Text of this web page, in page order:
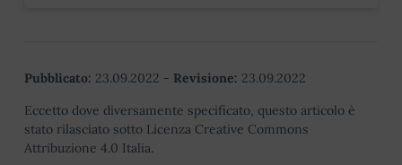
Pubblicato: 23.09.2022 - Revisione: 23.09.2022
Eccetto dove diversamente specificato, questo articolo è
stato rilasciato sotto Licenza Creative Commons
Attribuzione 4.0 Italia.